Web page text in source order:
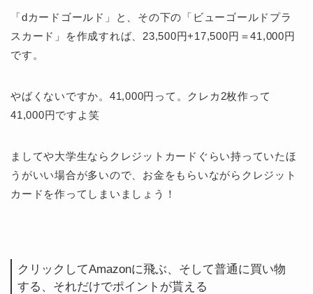
「dカードゴールド」と、その下の「ビューゴールドプラ
スカード」を作成すれば、23,500円+17,500円＝41,000円
です。
やばくないですか。41,000円って。クレカ2枚作って
41,000円ですよ笑
ましてや大学生ならクレジットカードぐらい持っていたほ
うがいい場合が多いので、お金をもらいながらクレジット
カードを作ってしまいましょう！
クリックしてAmazonに飛ぶ、そして普通に買い物
する、それだけでポイントが貰える